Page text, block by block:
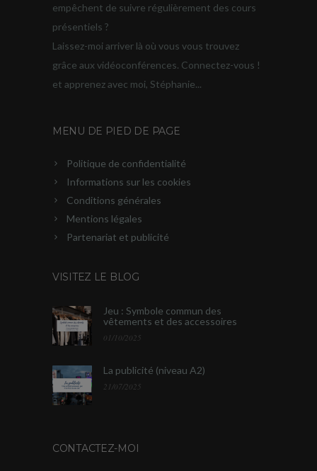
empêchent de suivre régulièrement des cours
présentiels ?
Laissez-moi arriver là où vous vous trouvez
grâce aux vidéoconférences. Connectez-vous !
et apprenez avec moi, Stéphanie...
MENU DE PIED DE PAGE
Politique de confidentialité
Informations sur les cookies
Conditions générales
Mentions légales
Partenariat et publicité
VISITEZ LE BLOG
Jeu : Symbole commun des
vêtements et des accessoires
01/10/2025
La publicité (niveau A2)
21/07/2025
CONTACTEZ-MOI